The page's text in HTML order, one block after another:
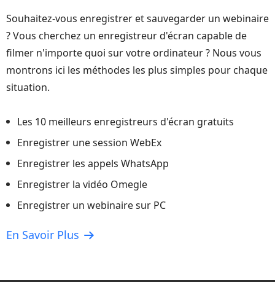
Souhaitez-vous enregistrer et sauvegarder un webinaire
? Vous cherchez un enregistreur d'écran capable de
filmer n'importe quoi sur votre ordinateur ? Nous vous
montrons ici les méthodes les plus simples pour chaque
situation.
Les 10 meilleurs enregistreurs d'écran gratuits
Enregistrer une session WebEx
Enregistrer les appels WhatsApp
Enregistrer la vidéo Omegle
Enregistrer un webinaire sur PC
En Savoir Plus